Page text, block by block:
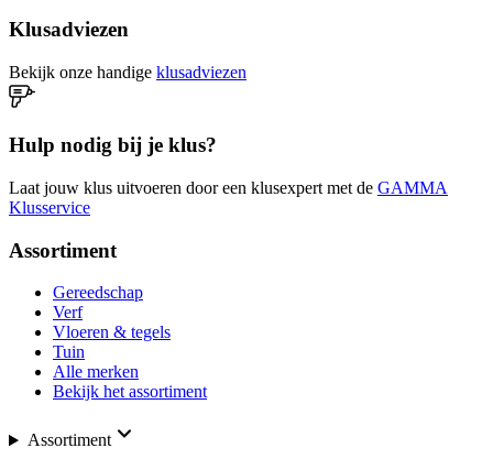
Klusadviezen
Bekijk onze handige klusadviezen
Hulp nodig bij je klus?
Laat jouw klus uitvoeren door een klusexpert met de GAMMA
Klusservice
Assortiment
Gereedschap
Verf
Vloeren & tegels
Tuin
Alle merken
Bekijk het assortiment
Assortiment